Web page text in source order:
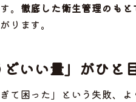
。 徹底した衛生管理のも
ります。
いい量」がひと
て困った」という失敗、